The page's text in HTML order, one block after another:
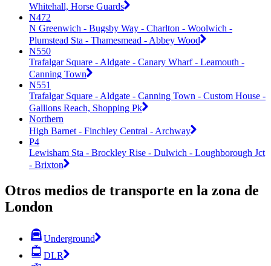
Whitehall, Horse Guards
N472
N Greenwich - Bugsby Way - Charlton - Woolwich -
Plumstead Sta - Thamesmead - Abbey Wood
N550
Trafalgar Square - Aldgate - Canary Wharf - Leamouth -
Canning Town
N551
Trafalgar Square - Aldgate - Canning Town - Custom House -
Gallions Reach, Shopping Pk
Northern
High Barnet - Finchley Central - Archway
P4
Lewisham Sta - Brockley Rise - Dulwich - Loughborough Jct
- Brixton
Otros medios de transporte en la zona de
London
Underground
DLR